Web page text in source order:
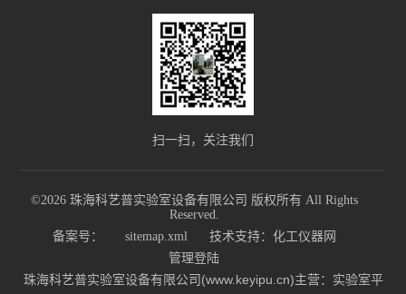
扫一扫，关注我们
©2026 珠海科艺普实验室设备有限公司 版权所有 All Rights
Reserved.
备案号：
sitemap.xml 技术支持： 化工仪器网
管理登陆
珠海科艺普实验室设备有限公司(www.keyipu.cn)主营：实验室平